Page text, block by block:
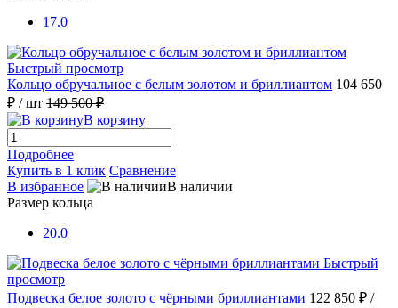
17.0
Быстрый просмотр
Кольцо обручальное с белым золотом и бриллиантом 104 650
₽ / шт 149 500 ₽
В корзину
Подробнее
Купить в 1 клик Сравнение
В избранное
В наличии
Размер кольца
20.0
Быстрый
просмотр
Подвеска белое золото с чёрными бриллиантами 122 850 ₽ /